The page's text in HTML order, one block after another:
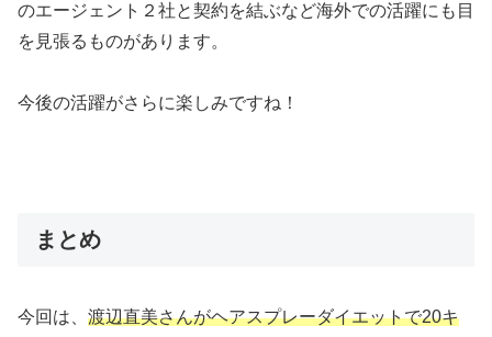
のエージェント２社と契約を結ぶなど海外での活躍にも目
を見張るものがあります。
今後の活躍がさらに楽しみですね！
まとめ
今回は、 渡辺直美さんがヘアスプレーダイエットで20キ